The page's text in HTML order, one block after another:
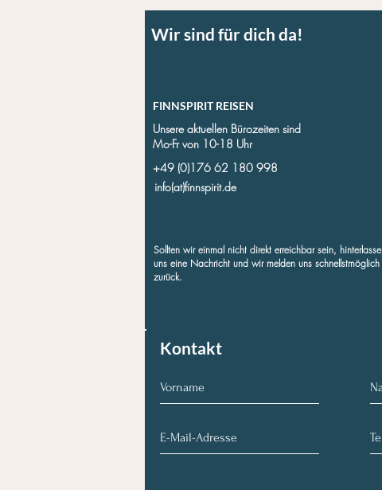
Wir sind für dich da!
FINNSPIRIT REISEN
Unsere aktuellen Bürozeiten sind
Mo-Fr von 10-18 Uhr
+49 (0)176 62 180 998
info(at)finnspirit.de
Sollten wir einmal nicht direkt erreichbar sein, hinterlasse
uns eine Nachricht und wir melden uns schnellstmöglich
zurück.
Kontakt